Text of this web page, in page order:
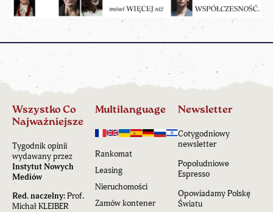
Wszystko Co
Najważniejsze
Tygodnik opinii
wydawany przez
Instytut Nowych
Mediów
Red. naczelny:Prof.
Michał KLEIBER
Multilanguage
Rankomat
Leasing
Nieruchomości
Zamów kontener
Newsletter
Cotygodniowy
newsletter
Popołudniowe
Espresso
Opowiadamy Polskę
Światu